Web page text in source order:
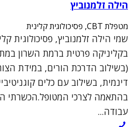
הילה זלמנוביץ
מטפלת CBT, פסיכולוגית קלינית
שמי הילה זלמנוביץ, פסיכולוגית
בקליניקה פרטית ברמת השרון
(בשילוב הדרכת הורים, במידת
בהתאמה לצרכי המטופל.הכשרתי
עבודה...